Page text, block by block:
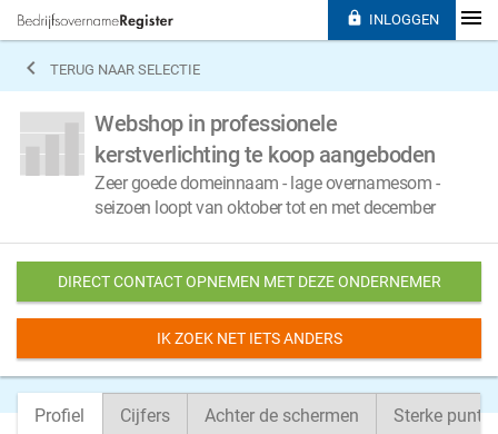
 TERUG NAAR SELECTIE
Webshop in professionele
kerstverlichting te koop aangeboden
Zeer goede domeinnaam - lage overnamesom -
seizoen loopt van oktober tot en met december
DIRECT CONTACT OPNEMEN MET DEZE ONDERNEMER
IK ZOEK NET IETS ANDERS
Profiel Cijfers Achter de schermen Sterke
 INLOGGEN